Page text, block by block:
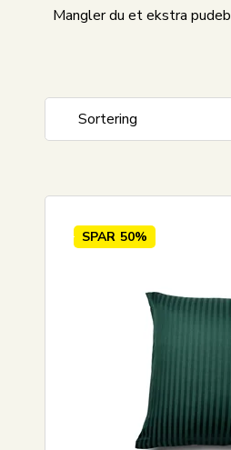
Mangler du et ekstra
Sortering
Nyeste
Største besparelse
SPAR 50%